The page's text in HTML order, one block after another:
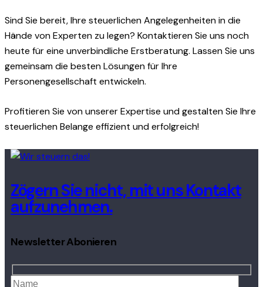
Sind Sie bereit, Ihre steuerlichen Angelegenheiten in die
Hände von Experten zu legen? Kontaktieren Sie uns noch
heute für eine unverbindliche Erstberatung. Lassen Sie uns
gemeinsam die besten Lösungen für Ihre
Personengesellschaft entwickeln.
Profitieren Sie von unserer Expertise und gestalten Sie Ihre
steuerlichen Belange effizient und erfolgreich!
Zögern Sie nicht, mit uns Kontakt
aufzunehmen.
Newsletter Abonieren